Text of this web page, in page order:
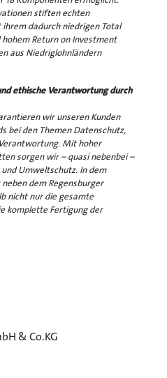
stiften echten
dadurch niedrigen Total
Return on Investment
aus Niedriglohnländern
ethische Verantwortung durch
wir unseren Kunden
bei den Themen Datenschutz,
Mit hoher
sorgen wir – quasi nebenbei –
Umweltschutz. In dem
dem Regensburger
nicht nur die gesamte
komplette Fertigung der
& Co.KG